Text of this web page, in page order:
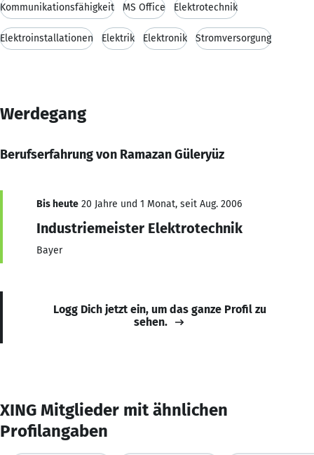
Kommunikationsfähigkeit MS Office Elektrotechnik
Elektroinstallationen Elektrik Elektronik Stromversorgung
Werdegang
Berufserfahrung von Ramazan Güleryüz
Bis heute 20 Jahre und 1 Monat, seit Aug. 2006
Industriemeister Elektrotechnik
Bayer
Logg Dich jetzt ein, um das ganze Profil zu
sehen.
XING Mitglieder mit ähnlichen
Profilangaben